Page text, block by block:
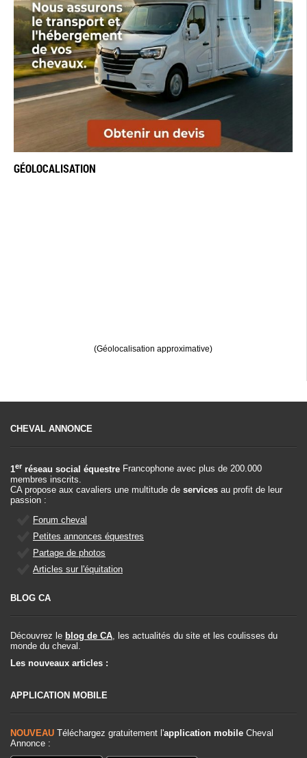
GÉOLOCALISATION
(Géolocalisation approximative)
CHEVAL ANNONCE
1er réseau social équestre Francophone avec plus de 200.000
membres inscrits.
CA propose aux cavaliers une multitude de services au profit de leur
passion :
Forum cheval
Petites annonces équestres
Partage de photos
Articles sur l'équitation
BLOG CA
Découvrez le blog de CA , les actualités du site et les coulisses du
monde du cheval.
Les nouveaux articles :
APPLICATION MOBILE
NOUVEAU Téléchargez gratuitement l'application mobile Cheval
Annonce :